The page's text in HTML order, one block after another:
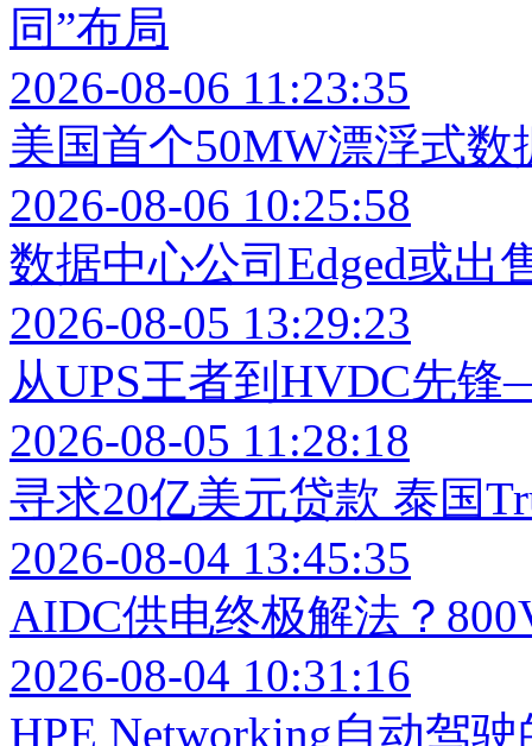
同”布局
2026-08-06 11:23:35
美国首个50MW漂浮式数
2026-08-06 10:25:58
数据中心公司Edged或出
2026-08-05 13:29:23
从UPS王者到HVDC先
2026-08-05 11:28:18
寻求20亿美元贷款 泰国
2026-08-04 13:45:35
AIDC供电终极解法？
2026-08-04 10:31:16
HPE Networking自动驾